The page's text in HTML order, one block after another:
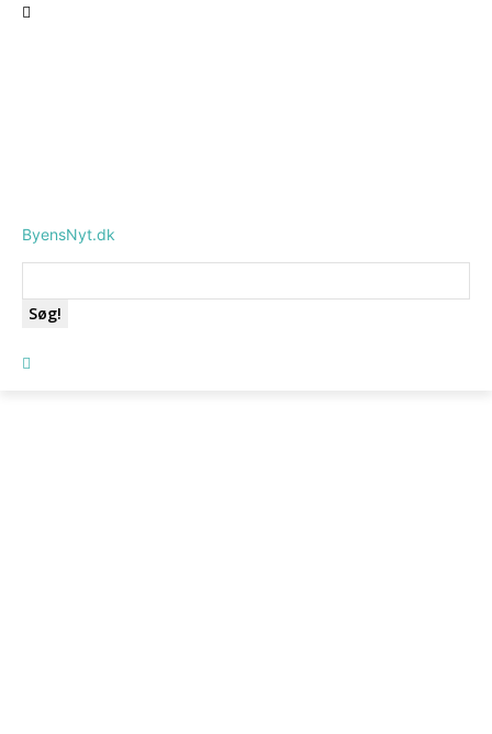
ByensNyt.dk
Søg!